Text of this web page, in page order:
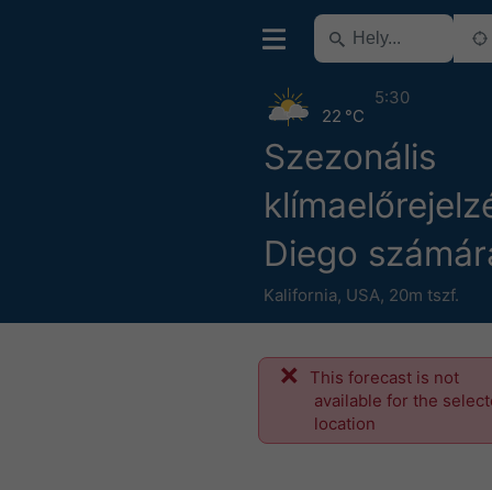
Szezonális
Diego
Kalifornia, USA, 20m tszf.
22 °C
5:30
This forecast is not
available for the
location